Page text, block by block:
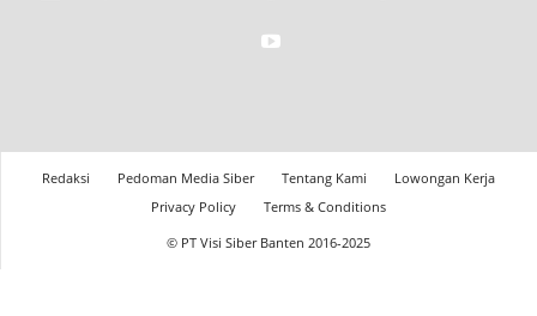
Redaksi Pedoman Media Siber Tentang Kami
Lowongan Kerja
Privacy Policy
Terms & Conditions
© PT Visi Siber Banten 2016-2025